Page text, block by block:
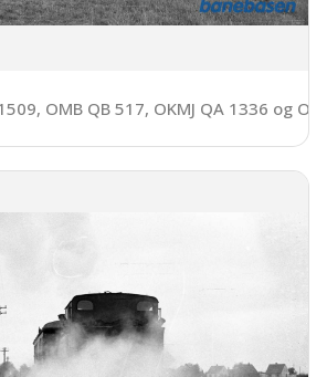
OMB QB 517, OKMJ QA 1336 og